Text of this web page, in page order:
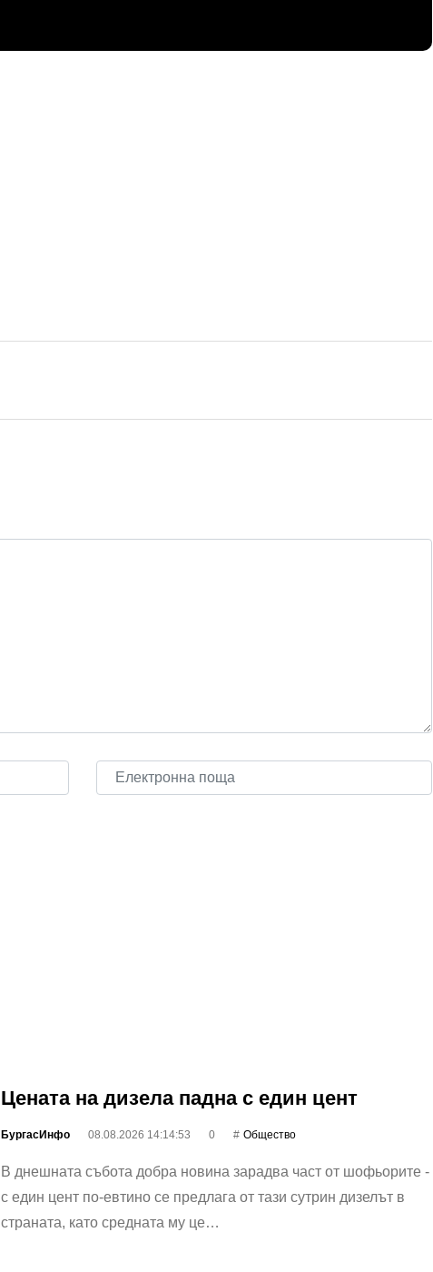
Цената на дизела падна с един цент
БургасИнфо 08.08.2026 14:14:53 0 Общество
В днешната събота добра новина зарадва част от шофьорите -
с един цент по-евтино се предлага от тази сутрин дизелът в
страната, като средната му це…